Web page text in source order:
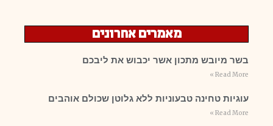
מאמרים אחרונים
בשר מיובש מתכון אשר יכבוש את ליבכם
Read More »
עוגיות טחינה טבעוניות ללא גלוטן שכולם אוהבים
Read More »